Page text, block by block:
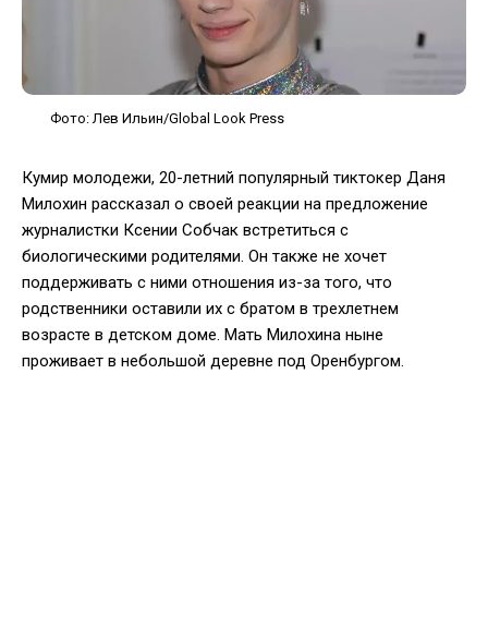
Фото: Лев Ильин/Global Look Press
Кумир молодежи, 20-летний популярный тиктокер Даня
Милохин рассказал о своей реакции на предложение
журналистки Ксении Собчак встретиться с
биологическими родителями. Он также не хочет
поддерживать с ними отношения из-за того, что
родственники оставили их с братом в трехлетнем
возрасте в детском доме. Мать Милохина ныне
проживает в небольшой деревне под Оренбургом.